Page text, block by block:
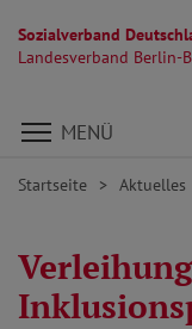
Sozialverband
Landesverband Berlin-
Direkt zu den
MENÜ
Startseite Aktuelles